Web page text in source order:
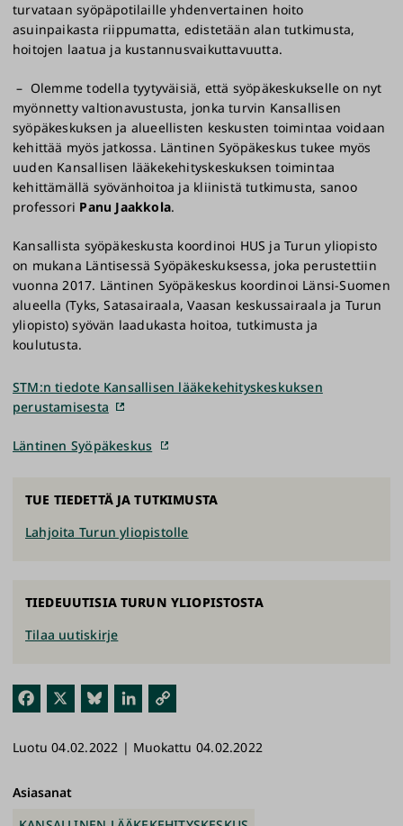
Fac
ok
Blu
y
Link
n
link
turvataan syöpäpotilaille yhdenvertainen hoito
asuinpaikasta riippumatta, edistetään alan tutkimusta,
hoitojen laatua ja kustannusvaikuttavuutta.
– Olemme todella tyytyväisiä, että syöpäkeskukselle on nyt
myönnetty valtionavustusta, jonka turvin Kansallisen
syöpäkeskuksen ja alueellisten keskusten toimintaa voidaan
kehittää myös jatkossa. Läntinen Syöpäkeskus tukee myös
uuden Kansallisen lääkekehityskeskuksen toimintaa
kehittämällä syövänhoitoa ja kliinistä tutkimusta, sanoo
professori Panu Jaakkola.
Kansallista syöpäkeskusta koordinoi HUS ja Turun yliopisto
on mukana Läntisessä Syöpäkeskuksessa, joka perustettiin
vuonna 2017. Läntinen Syöpäkeskus koordinoi Länsi-Suomen
alueella (Tyks, Satasairaala, Vaasan keskussairaala ja Turun
yliopisto) syövän laadukasta hoitoa, tutkimusta ja
koulutusta.
STM:n tiedote Kansallisen lääkekehityskeskuksen
perustamisesta
Läntinen Syöpäkeskus
TUE TIEDETTÄ JA TUTKIMUSTA
Lahjoita Turun yliopistolle
TIEDEUUTISIA TURUN YLIOPISTOSTA
Tilaa uutiskirje
Luotu 04.02.2022 | Muokattu 04.02.2022
Asiasanat